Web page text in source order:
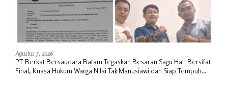
Agustus 7, 2026
PT Berkat Bersaudara Batam Tegaskan Besaran Sagu Hati Bersifat
Final, Kuasa Hukum Warga Nilai Tak Manusiawi dan Siap Tempuh